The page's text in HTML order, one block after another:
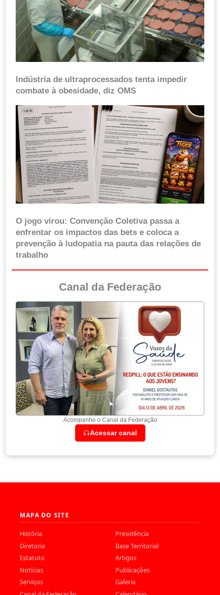
Indústria de ultraprocessados tenta impedir
combate à obesidade, diz OMS
O jogo virou: Convenção Coletiva passa a
enfrentar os impactos das bets e coloca a
prevenção à ludopatia na pauta das relações de
trabalho
Canal da Federação
Acompanhe o Canal da Federação
Acessar canal
MAPA DO SITE
História
Presidência
Diretoria
Base Territorial
Estatuto
Artigos
Notícias
Publicações
Serviços
Galeria